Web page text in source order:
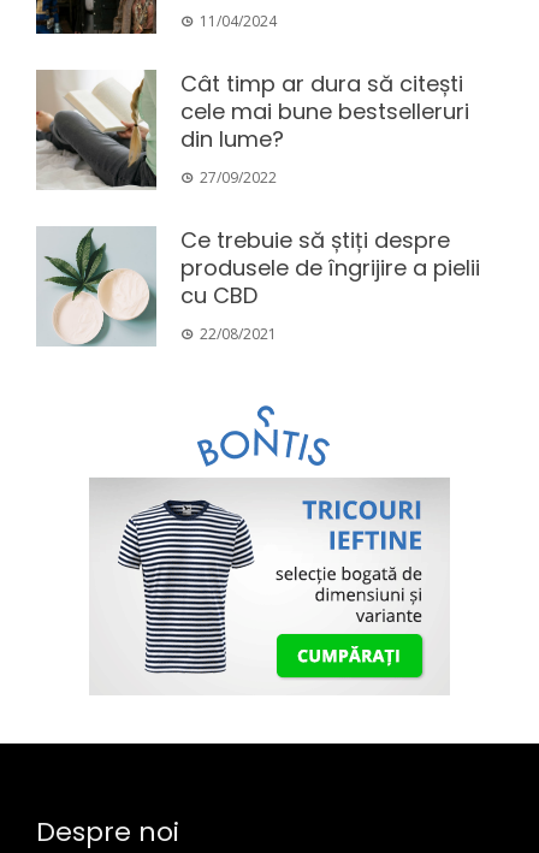
11/04/2024
Cât timp ar dura să citești
cele mai bune bestselleruri
din lume?
27/09/2022
Ce trebuie să știți despre
produsele de îngrijire a pielii
cu CBD
22/08/2021
Despre noi